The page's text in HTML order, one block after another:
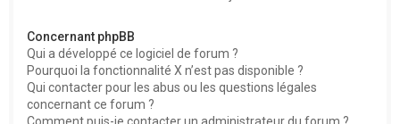
Concernant phpBB
Qui a développé ce logiciel de forum ?
Pourquoi la fonctionnalité X n’est pas disponible ?
Qui contacter pour les abus ou les questions légales
concernant ce forum ?